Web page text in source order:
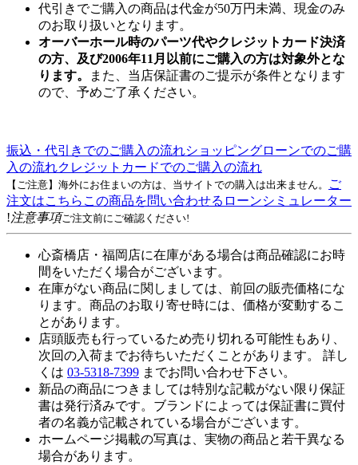
代引きでご購入の商品は代金が50万円未満、現金のみ
のお取り扱いとなります。
オーバーホール時のパーツ代やクレジットカード決済
の方、及び2006年11月以前にご購入の方は対象外とな
ります。
また、当店保証書のご提示が条件となります
ので、予めご了承ください。
振込・代引きでのご購入の流れショッピングローンでのご購
入の流れクレジットカードでのご購入の流れ
【ご注意】海外にお住まいの方は、当サイトでの購入は出来ません。
ご
注文はこちら この商品を問い合わせる ローンシミュレーター
!注意事項ご注文前にご確認ください!
心斎橋店・福岡店に在庫がある場合は商品確認にお時
間をいただく場合がございます。
在庫がない商品に関しましては、前回の販売価格にな
ります。商品のお取り寄せ時には、価格が変動するこ
とがあります。
店頭販売も行っているため売り切れる可能性もあり、
次回の入荷までお待ちいただくことがあります。 詳し
くは 03-5318-7399 までお問い合わせ下さい。
新品の商品につきましては特別な記載がない限り保証
書は発行済みです。ブランドによっては保証書に買付
者の名義が記載されている場合がございます。
ホームページ掲載の写真は、実物の商品と若干異なる
場合があります。